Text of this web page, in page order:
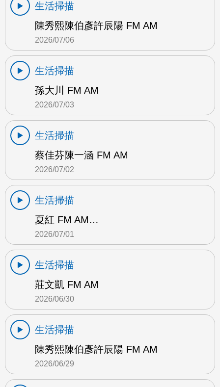
生活掃描
陳秀熙陳伯彥許辰陽 FM AM
2026/07/06
生活掃描
孫大川 FM AM
2026/07/03
生活掃描
蔡佳芬陳一涵 FM AM
2026/07/02
生活掃描
夏紅 FM AM…
2026/07/01
生活掃描
莊文凱 FM AM
2026/06/30
生活掃描
陳秀熙陳伯彥許辰陽 FM AM
2026/06/29